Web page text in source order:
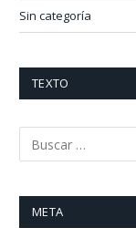
Sin categoría
TEXTO
META